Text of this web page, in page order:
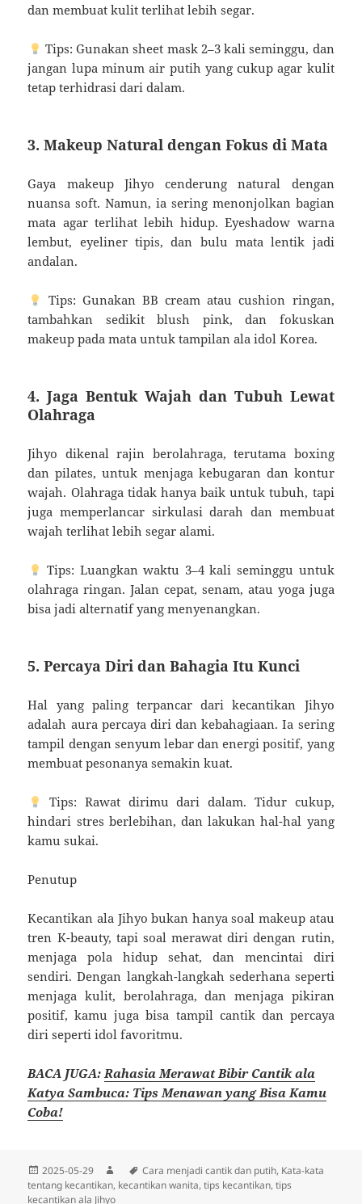
dan membuat kulit terlihat lebih segar.
Tips: Gunakan sheet mask 2–3 kali seminggu, dan
jangan lupa minum air putih yang cukup agar kulit
tetap terhidrasi dari dalam.
3. Makeup Natural dengan Fokus di Mata
Gaya makeup Jihyo cenderung natural dengan
nuansa soft. Namun, ia sering menonjolkan bagian
mata agar terlihat lebih hidup. Eyeshadow warna
lembut, eyeliner tipis, dan bulu mata lentik jadi
andalan.
Tips: Gunakan BB cream atau cushion ringan,
tambahkan sedikit blush pink, dan fokuskan
makeup pada mata untuk tampilan ala idol Korea.
4. Jaga Bentuk Wajah dan Tubuh Lewat
Olahraga
Jihyo dikenal rajin berolahraga, terutama boxing
dan pilates, untuk menjaga kebugaran dan kontur
wajah. Olahraga tidak hanya baik untuk tubuh, tapi
juga memperlancar sirkulasi darah dan membuat
wajah terlihat lebih segar alami.
Tips: Luangkan waktu 3–4 kali seminggu untuk
olahraga ringan. Jalan cepat, senam, atau yoga juga
bisa jadi alternatif yang menyenangkan.
5. Percaya Diri dan Bahagia Itu Kunci
Hal yang paling terpancar dari kecantikan Jihyo
adalah aura percaya diri dan kebahagiaan. Ia sering
tampil dengan senyum lebar dan energi positif, yang
membuat pesonanya semakin kuat.
Tips: Rawat dirimu dari dalam. Tidur cukup,
hindari stres berlebihan, dan lakukan hal-hal yang
kamu sukai.
Penutup
Kecantikan ala Jihyo bukan hanya soal makeup atau
tren K-beauty, tapi soal merawat diri dengan rutin,
menjaga pola hidup sehat, dan mencintai diri
sendiri. Dengan langkah-langkah sederhana seperti
menjaga kulit, berolahraga, dan menjaga pikiran
positif, kamu juga bisa tampil cantik dan percaya
diri seperti idol favoritmu.
BACA JUGA:Rahasia Merawat Bibir Cantik ala
Katya Sambuca: Tips Menawan yang Bisa Kamu
Coba!
Diposkan
pada
2025-05-29 PenulisTag
Cara menjadi cantik dan putih, Kata-kata
tentang kecantikan, kecantikan wanita,tips kecantikan,tips
kecantikan ala Jihyo